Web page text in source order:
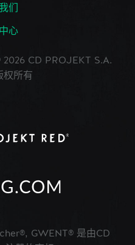
们
心
CD PROJEKT S.A.
权所有
GWENT® 是由CD